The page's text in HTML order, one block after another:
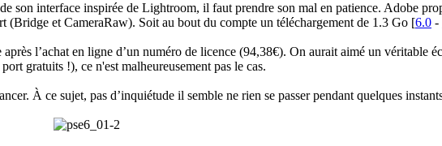
son interface inspirée de Lightroom, il faut prendre son mal en patience. Adobe
et CameraRaw). Soit au bout du compte un téléchargement de 1.3 Go [6.0 -
l’achat en ligne d’un numéro de licence (94,38€). On aurait aimé un véritable
gratuits !), ce n'est malheureusement pas le cas.
À ce sujet, pas d’inquiétude il semble ne rien se passer pendant quelques